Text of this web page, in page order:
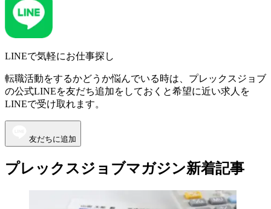
LINEで気軽にお仕事探し
転職活動をするかどうか悩んでいる時は、プレックスジョブ
の公式LINEを友だち追加をしておくと希望に近い求人を
LINEで受け取れます。
友だちに追加
プレックスジョブマガジン新着記事